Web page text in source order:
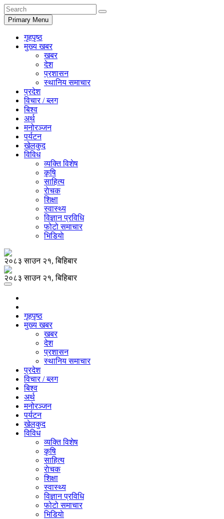
Primary Menu
गृहपृष्ठ
मुख्य खबर
खबर
देश
प्रशासन
स्थानिय समाचार
प्रदेश
विचार / ब्लग
बिश्व
अर्थ
मनोरञ्जन
पर्यटन
खेलकुद
विविध
व्यक्ति विशेष
कृषि
साहित्य
राेचक
शिक्षा
स्वास्थ्य
विज्ञान प्रविधि
फोटो समाचार
भिडियाे
२०८३ साउन २१, बिहिबार
२०८३ साउन २१, बिहिबार
गृहपृष्ठ
मुख्य खबर
खबर
देश
प्रशासन
स्थानिय समाचार
प्रदेश
विचार / ब्लग
बिश्व
अर्थ
मनोरञ्जन
पर्यटन
खेलकुद
विविध
व्यक्ति विशेष
कृषि
साहित्य
राेचक
शिक्षा
स्वास्थ्य
विज्ञान प्रविधि
फोटो समाचार
भिडियाे